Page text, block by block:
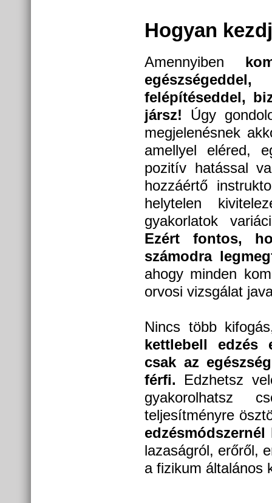
Hogyan
Amennyiben
felépítéseddel,
jársz! Úgy
megjelenésnek
amellyel eléred,
pozitív hatással
hozzáértő
helytelen
gyakorlatok
Ezért fontos,
számodra
ahogy minden
orvosi vizsgálat
Nincs több
kettlebell edzés
csak az
férfi. Edzhetsz
gyakorolhatsz
teljesítményre
lazaságról, erőről,
a fizikum általános